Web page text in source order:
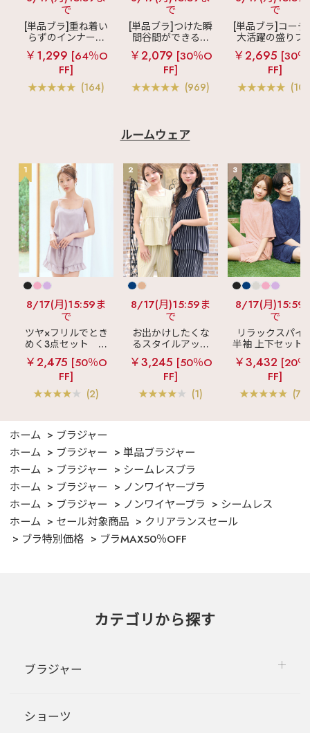
で
[単品ブラ]重ね着い
らずのインナーブ
ラ
リッチバスト
ブラトップ (ワイヤ
ー入り)
￥1,299 [64％O
FF]
(164)
で
[単品ブラ]つけた瞬
間谷間ができるシ
ームレスブラ
超
盛ブラ(R) シームレ
ス 単品ブラジャー
￥2,079 [30％O
FF]
(969)
で
[単品ブラ]コーデ
大活躍の盛りブ
ショートレン
ス ブラトップ 超
ブラ(R) 単品ブ
ャー
￥2,695 [30
FF]
ルームウェア
1
8/17(月)15:59ま
で
ツヤ×フリルでとき
めく3点セット
シ
ルキー ショートパ
ンツ 3点セット
￥2,475 [50％O
FF]
(2)
2
8/17(月)15:59ま
で
お出かけしたくな
るスタイルアップ
見え
ストライプ
フリル ロングパン
ツ 綿混 上下セット
￥3,245 [50％O
FF]
(1)
3
8/17(月)15:59
で
リラックスパイ
半袖 上下セット
女兼用サイズ)
￥3,432 [20
FF]
ホーム
ブラジャー
ホーム
ブラジャー
単品ブラジャー
ホーム
ブラジャー
シームレスブラ
ホーム
ブラジャー
ノンワイヤーブラ
ホーム
ブラジャー ノンワイヤーブラ
シームレス
ホーム
セール対象商品
クリアランスセール
ブラ特別価格
ブラMAX50％OFF
カテゴリから探す
ブラジャー
ショーツ